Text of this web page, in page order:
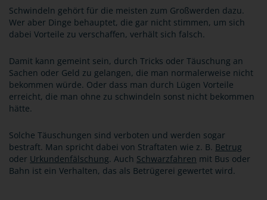
Schwindeln gehört für die meisten zum Großwerden dazu.
Wer aber Dinge behauptet, die gar nicht stimmen, um sich
dabei Vorteile zu verschaffen, verhält sich falsch.
Damit kann gemeint sein, durch Tricks oder Täuschung an
Sachen oder Geld zu gelangen, die man normalerweise nicht
bekommen würde. Oder dass man durch Lügen Vorteile
erreicht, die man ohne zu schwindeln sonst nicht bekommen
hätte.
Solche Täuschungen sind verboten und werden sogar
bestraft. Man spricht dabei von Straftaten wie z. B. Betrug
oder Urkundenfälschung. Auch Schwarzfahren mit Bus oder
Bahn ist ein Verhalten, das als Betrügerei gewertet wird.